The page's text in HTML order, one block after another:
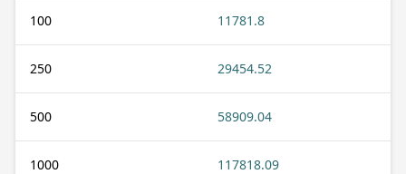
100 11781.8
250 29454.52
500 58909.04
1000 117818.09